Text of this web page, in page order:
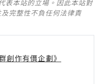
表本站的立場。因此本站對
完整性不負任何法律責
創作有價企劃》